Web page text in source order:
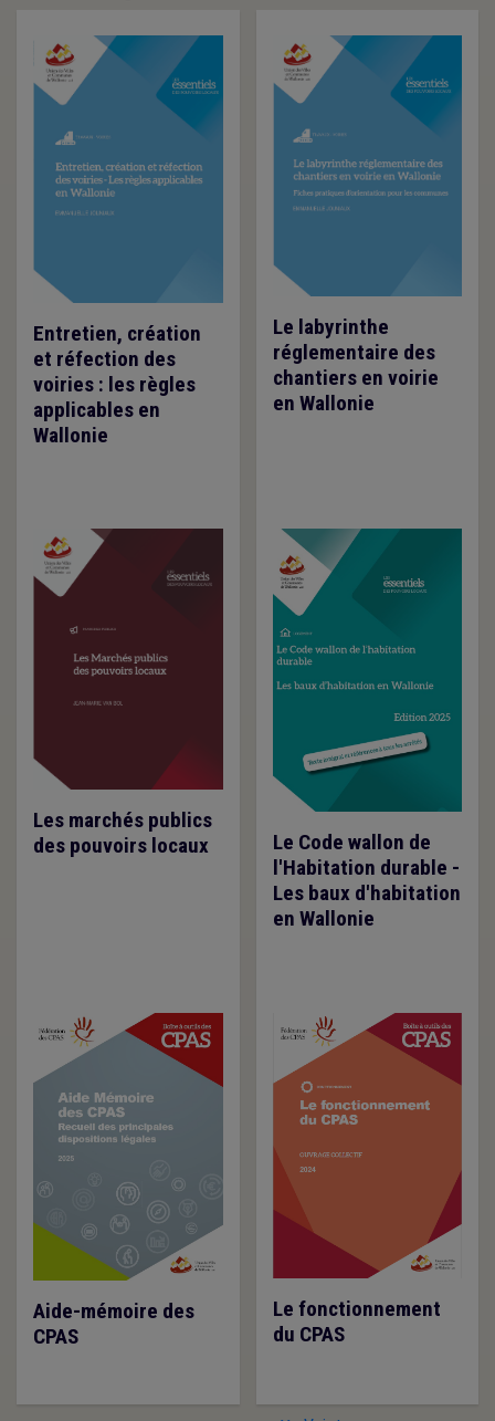
Entretien, création
et réfection des
voiries : les règles
applicables en
Wallonie
Le labyrinthe
réglementaire des
chantiers en voirie
en Wallonie
Les marchés publics
des pouvoirs locaux
Le Code wallon de
l'Habitation durable -
Les baux d'habitation
en Wallonie
Aide-mémoire des
CPAS
Le fonctionnement
du CPAS